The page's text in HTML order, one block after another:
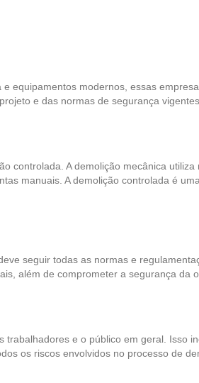
equipamentos modernos, essas
e das normas de segurança vigentes.
controlada. A demolição mecânica utiliza
manuais. A demolição controlada é
seguir todas as normas e
além de comprometer a segurança da
e o público em geral. Isso
os riscos envolvidos no processo de